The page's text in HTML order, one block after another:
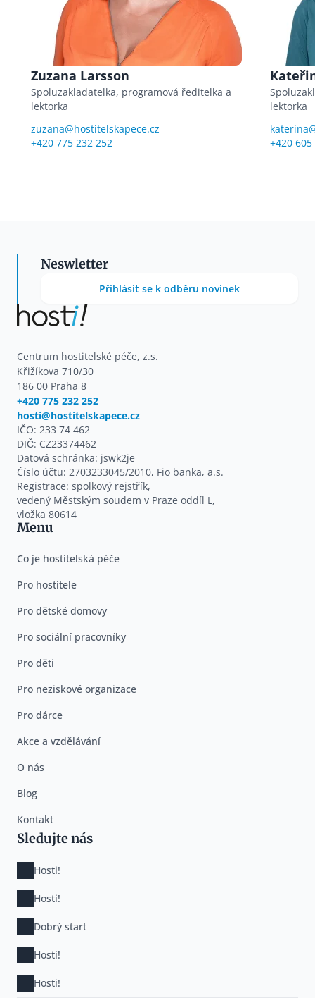
Zuzana Larsson
Spoluzakladatelka, programová ředitelka a
lektorka
zuzana@hostitelskapece.cz
+420 775 232 252
lektorka
+420
Neswletter
Přihlásit se k odběru novinek
Centrum hostitelské péče, z.s.
Křižíkova 710/30
186 00 Praha 8
+420 775 232 252
hosti@hostitelskapece.cz
IČO: 233 74 462
DIČ: CZ23374462
Datová schránka: jswk2je
Číslo účtu: 2703233045/2010, Fio banka, a.s.
Registrace: spolkový rejstřík,
vedený Městským soudem v Praze oddíl L,
vložka 80614
Menu
Co je hostitelská péče
Pro hostitele
Pro dětské domovy
Pro sociální pracovníky
Pro děti
Pro neziskové organizace
Pro dárce
Akce a vzdělávání
O nás
Blog
Kontakt
Sledujte nás
Hosti!
Hosti!
Dobrý start
Hosti!
Hosti!